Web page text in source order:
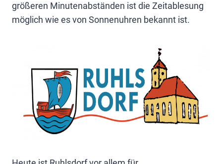
größeren Minutenabständen ist die Zeitablesung
möglich wie es von Sonnenuhren bekannt ist.